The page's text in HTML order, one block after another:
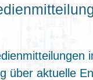
über aktuelle